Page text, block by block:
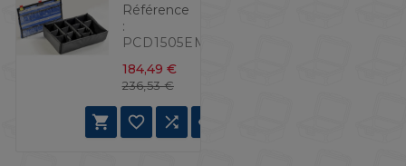
Référence
:
PCD1505EMS
184,49 €
236,53 €Prix de base
Prix
   